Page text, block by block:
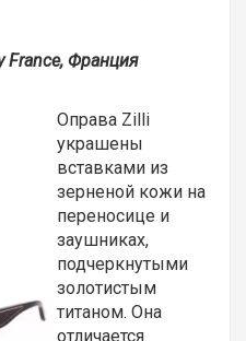
France, Франция
Оправа Zilli
украшены
вставками из
зерненой кожи на
переносице и
заушниках,
подчеркнутыми
золотистым
титаном. Она
отличается